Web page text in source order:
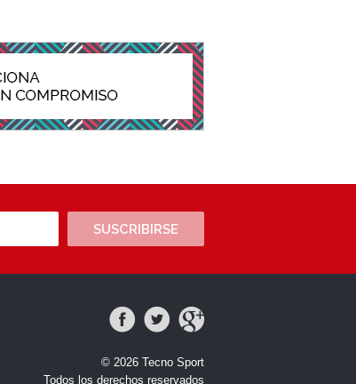
SUSCRIBIRSE
© 2026 Tecno Sport
Todos los derechos reservados